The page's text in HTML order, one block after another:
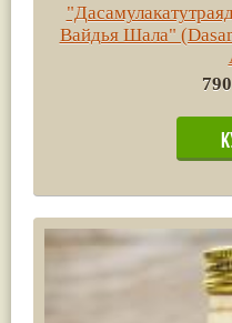
Вайдья Шала"